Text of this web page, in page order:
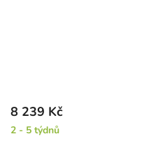
8 239 Kč
2 - 5 týdnů